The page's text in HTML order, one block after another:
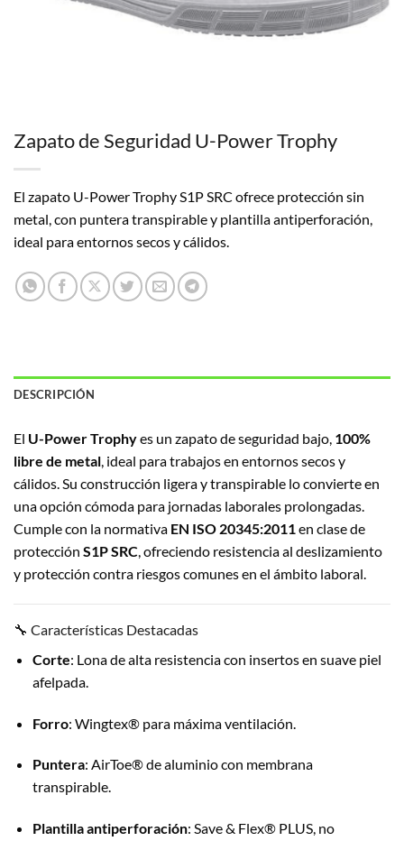
Zapato de Seguridad U-Power Trophy
El zapato U-Power Trophy S1P SRC ofrece protección sin
metal, con puntera transpirable y plantilla antiperforación,
ideal para entornos secos y cálidos.
DESCRIPCIÓN
El U-Power Trophyes un zapato de seguridad bajo, 100%
libre de metal, ideal para trabajos en entornos secos y
cálidos.Su construcción ligera y transpirable lo convierte en
una opción cómoda para jornadas laborales prolongadas.
Cumple con la normativa EN ISO 20345:2011en clase de
protección S1P SRC, ofreciendo resistencia al deslizamiento
y protección contra riesgos comunes en el ámbito laboral.
🔧 Características Destacadas
Corte: Lona de alta resistencia con insertos en suave piel
afelpada.
Forro: Wingtex® para máxima ventilación.
Puntera: AirToe® de aluminio con membrana
transpirable.
Plantilla antiperforación: Save & Flex® PLUS, no